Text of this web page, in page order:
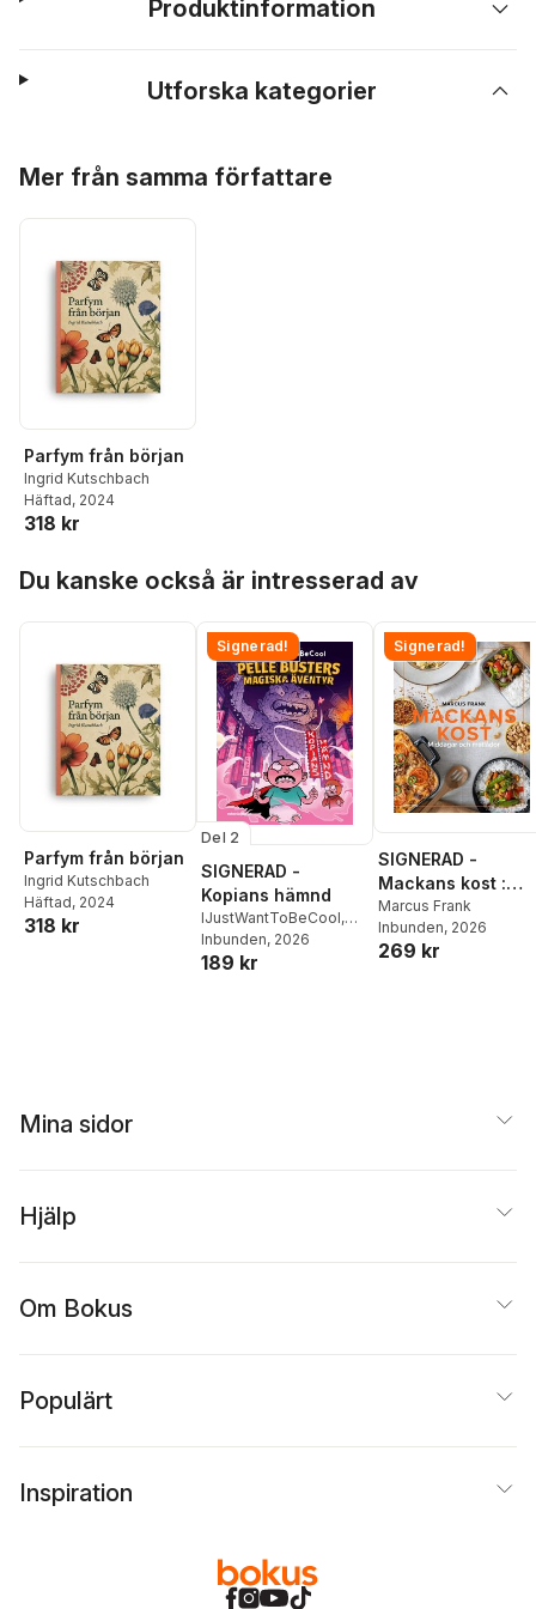
Produktinformation
Utforska kategorier
Mer från samma författare
Parfym från början
Ingrid Kutschbach
Häftad, 2024
318 kr
Du kanske också är intresserad av
Parfym från början
Ingrid Kutschbach
Häftad, 2024
318 kr
Signerad!
Del 2
SIGNERAD -
Kopians hämnd
IJustWantToBeCool,
Joel Adolphson
Ejdemo Beer
Inbunden, 2026
189 kr
Signerad!
SIGNERAD -
Mackans kost :
Middagar och
matlådor
Marcus Frank
Inbunden, 2026
269 kr
Mina sidor
Hjälp
Om Bokus
Populärt
Inspiration